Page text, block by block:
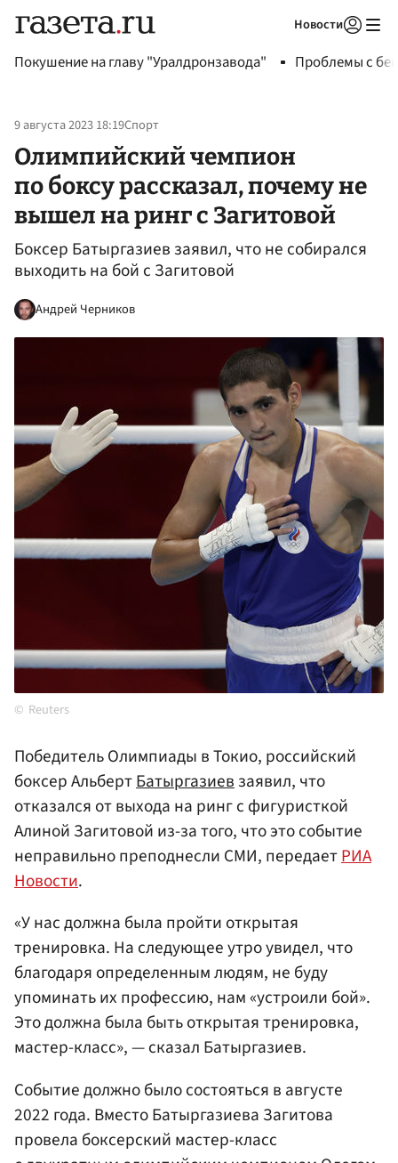
Новости
Покушение на главу "Уралдронзавода" Проблемы с
9 августа 2023 18:19Спорт
Олимпийский чемпион
по боксу рассказал, почему не
вышел на ринг с Загитовой
Боксер Батыргазиев заявил, что не собирался
выходить на бой с Загитовой
Андрей Черников
Reuters
Победитель Олимпиады в Токио, российский
боксер АльбертБатыргазиевзаявил, что
отказался от выхода на ринг с фигуристкой
Алиной Загитовой из-за того, что это событие
неправильно преподнесли СМИ, передаетРИА
Новости.
«У нас должна была пройти открытая
тренировка. На следующее утро увидел, что
благодаря определенным людям, не буду
упоминать их профессию, нам «устроили бой».
Это должна была быть открытая тренировка,
мастер-класс», — сказал Батыргазиев.
Событие должно было состояться в августе
2022 года. Вместо Батыргазиева Загитова
провела боксерский мастер-класс